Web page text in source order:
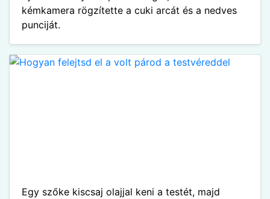
kémkamera rögzítette a cuki arcát és a nedves
punciját.
Egy szőke kiscsaj olajjal keni a testét, majd